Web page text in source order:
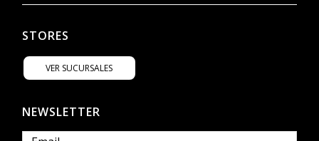
STORES
VER SUCURSALES
NEWSLETTER